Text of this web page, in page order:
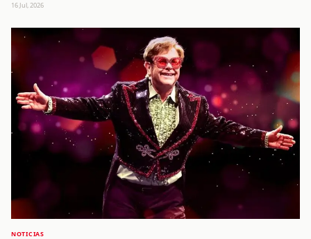
16 Jul, 2026
NOTICIAS